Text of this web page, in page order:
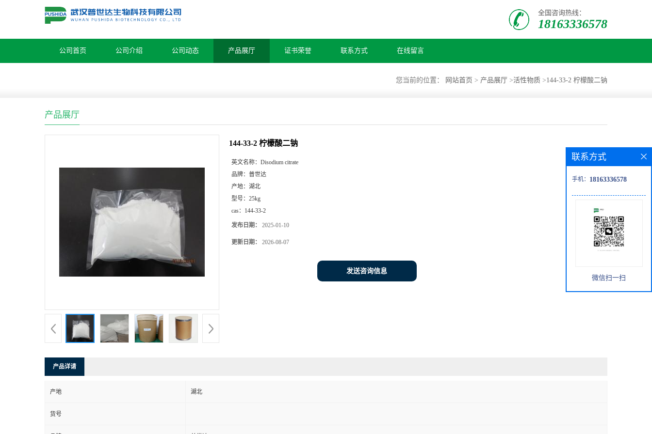
全国咨询热线：
18163336578
公司首页 公司介绍 公司动态 产品展厅 证书荣誉 联系方式 在线留言
您当前的位置： 网站首页 > 产品展厅 >活性物质 >144-33-2 柠檬酸二钠
产品展厅
144-33-2 柠檬酸二钠
英文名称： Disodium citrate
品牌： 普世达
产地： 湖北
型号： 25kg
cas： 144-33-2
发布日期： 2025-01-10
更新日期： 2026-08-07
发送咨询信息
产品详请
产地 湖北
货号
联系方式
手机： 18163336578
微信扫一扫